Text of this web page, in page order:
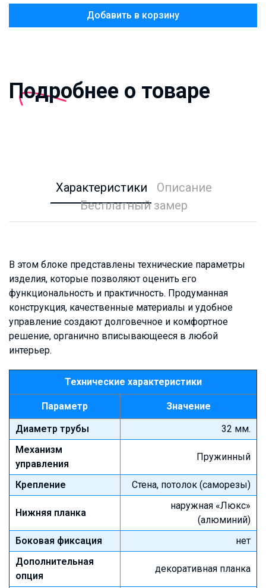
Добавить в корзину
Подробнее о товаре
Характеристики
Описание
Бесплатный замер
В этом блоке представлены технические параметры
изделия, которые позволяют оценить его
функциональность и практичность. Продуманная
конструкция, качественные материалы и удобное
управление создают долговечное и комфортное
решение, органично вписывающееся в любой
интерьер.
Технические характеристики
Параметр
Значение
Диаметр трубы
32 мм.
Механизм
управления
Пружинный
Крепление Стена, потолок (саморезы)
Нижняя планка
наружная «Люкс»
(алюминий)
Боковая фиксация
нет
Дополнительная
опция
декоративная планка